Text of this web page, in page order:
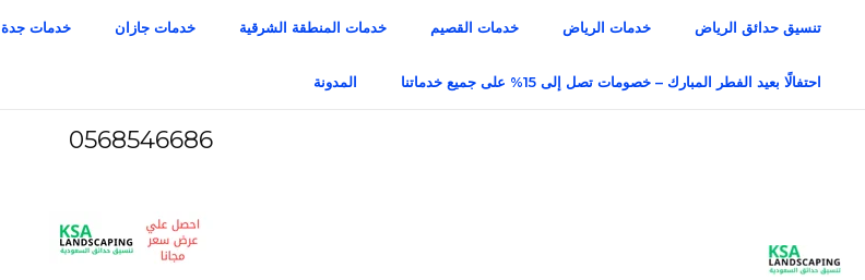
المحتوى
تنسيق حدائق الرياض خدمات الرياض خدمات القصيم خدمات المنطقة الشرقية خدمات جازان خدمات جدة
احتفالًا بعيد الفطر المبارك – خصومات تصل إلى 15% على جميع خدماتنا المدونة
0568546686